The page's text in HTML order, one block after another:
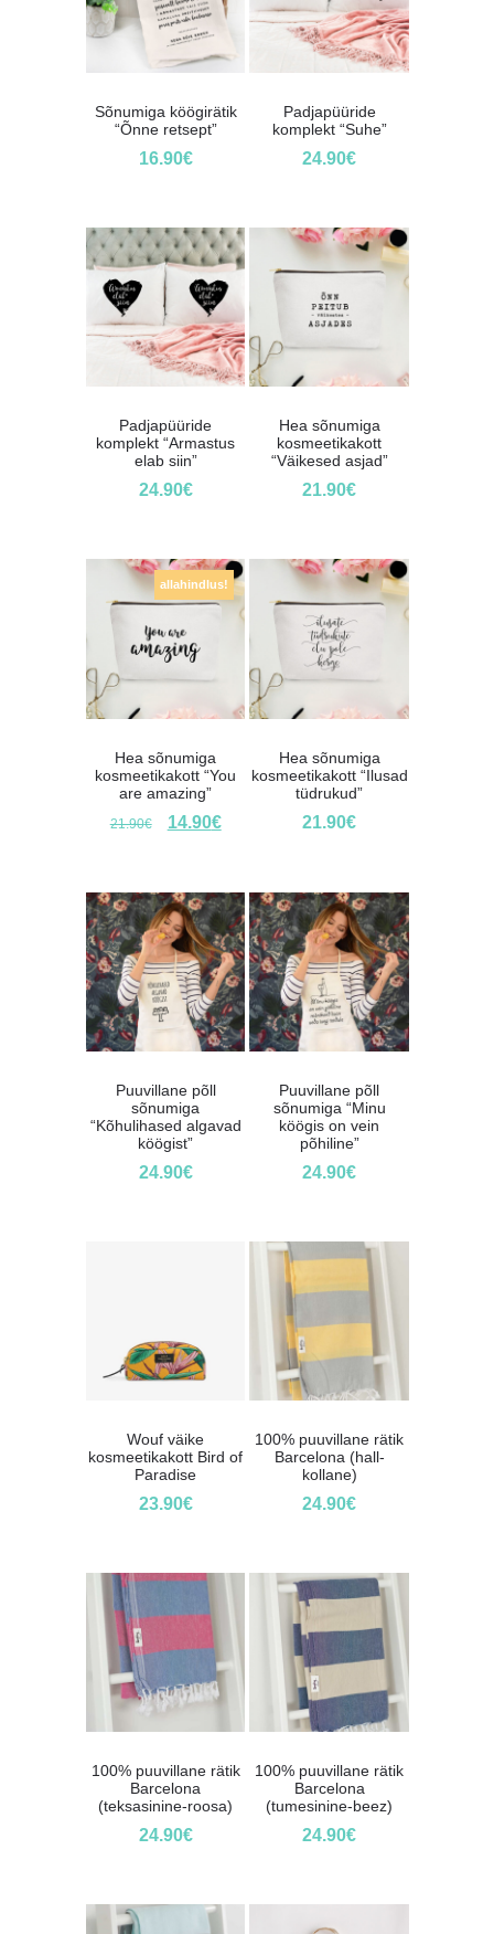
Sõnumiga köögirätik
“Õnne retsept”
16.90€
Padjapüüride
komplekt “Suhe”
24.90€
Padjapüüride
komplekt “Armastus
elab siin”
24.90€
Hea sõnumiga
kosmeetikakott
“Väikesed asjad”
21.90€
allahindlus!
Hea sõnumiga
kosmeetikakott “You
are amazing”
21.90€ 14.90€
Hea sõnumiga
kosmeetikakott “Ilusad
tüdrukud”
21.90€
Puuvillane põll
sõnumiga
“Kõhulihased algavad
köögist”
24.90€
Puuvillane põll
sõnumiga “Minu
köögis on vein
põhiline”
24.90€
Wouf väike
kosmeetikakott Bird of
Paradise
23.90€
100% puuvillane rätik
Barcelona (hall-
kollane)
24.90€
100% puuvillane rätik
Barcelona
(teksasinine-roosa)
24.90€
100% puuvillane rätik
Barcelona
(tumesinine-beez)
24.90€